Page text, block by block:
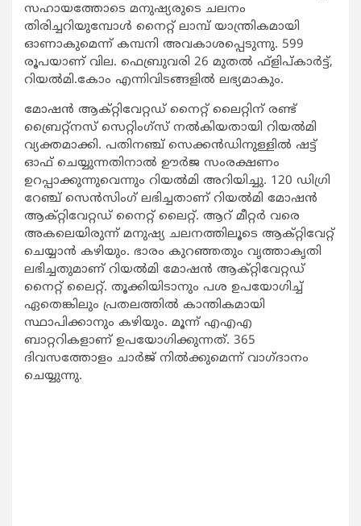
സഹായത്തോടെ മനുഷ്യരുടെ ചലനം
തിരിച്ചറിയുമ്പോള്‍ നൈറ്റ് ലാമ്പ് യാന്ത്രികമായി
ഓണാകുമെന്ന് കമ്പനി അവകാശപ്പെടുന്നു. 599
രൂപയാണ് വില. ഫെബ്രുവരി 26 മുതല്‍ ഫ്‌ളിപ്കാര്‍ട്ട്,
റിയല്‍മി.കോം എന്നിവിടങ്ങളില്‍ ലഭ്യമാകും.
മോഷന്‍ ആക്റ്റിവേറ്റഡ് നൈറ്റ് ലൈറ്റിന് രണ്ട്
ബ്രൈറ്റ്‌നസ് സെറ്റിംഗ്‌സ് നല്‍കിയതായി റിയല്‍മി
വ്യക്തമാക്കി. പതിനഞ്ച് സെക്കന്‍ഡിനുള്ളില്‍ ഷട്ട്
ഓഫ് ചെയ്യുന്നതിനാല്‍ ഊര്‍ജ സംരക്ഷണം
ഉറപ്പാക്കുന്നുവെന്നും റിയല്‍മി അറിയിച്ചു. 120 ഡിഗ്രി
റേഞ്ച് സെന്‍സിംഗ് ലഭിച്ചതാണ് റിയല്‍മി മോഷന്‍
ആക്റ്റിവേറ്റഡ് നൈറ്റ് ലൈറ്റ്. ആറ് മീറ്റര്‍ വരെ
അകലെയിരുന്ന് മനുഷ്യ ചലനത്തിലൂടെ ആക്റ്റിവേറ്റ്
ചെയ്യാന്‍ കഴിയും. ഭാരം കുറഞ്ഞതും വൃത്താകൃതി
ലഭിച്ചതുമാണ് റിയല്‍മി മോഷന്‍ ആക്റ്റിവേറ്റഡ്
നൈറ്റ് ലൈറ്റ്. തൂക്കിയിടാനും പശ ഉപയോഗിച്ച്
ഏതെങ്കിലും പ്രതലത്തില്‍ കാന്തികമായി
സ്ഥാപിക്കാനും കഴിയും. മൂന്ന് എഎഎ
ബാറ്ററികളാണ് ഉപയോഗിക്കുന്നത്. 365
ദിവസത്തോളം ചാര്‍ജ് നില്‍ക്കുമെന്ന് വാഗ്ദാനം
ചെയ്യുന്നു.